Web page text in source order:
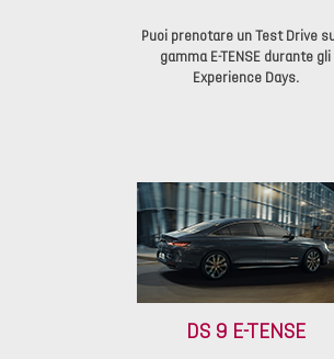
Puoi prenotare un Test Drive
gamma E-TENSE durante gli
Experience Days.
DS 9 E-TENSE